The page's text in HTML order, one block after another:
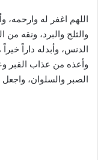
اللهم اغفر له وارحمه،
والثلج والبرد، ونقه
الدنس، وأبدله داراً
وأعذه من عذاب القبر
الصبر والسلوان،